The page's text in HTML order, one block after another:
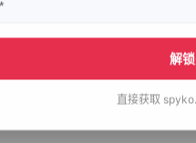
解
直接获取